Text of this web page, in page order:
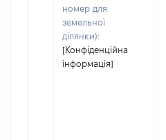
номер для
земельної
ділянки):
[Конфіденційна
інформація]